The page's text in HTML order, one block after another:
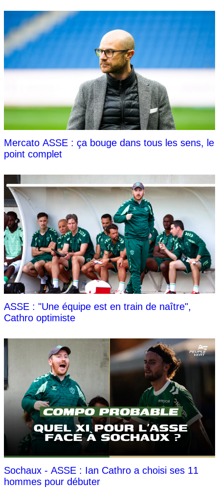
Mercato ASSE : ça bouge dans tous les sens, le
point complet
ASSE : "Une équipe est en train de naître",
Cathro optimiste
Sochaux - ASSE : Ian Cathro a choisi ses 11
hommes pour débuter